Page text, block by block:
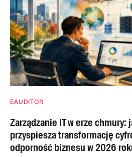
EAUDITOR
Zarządzanie IT w erze
przyspiesza transformację
odporność biznesu w 2026